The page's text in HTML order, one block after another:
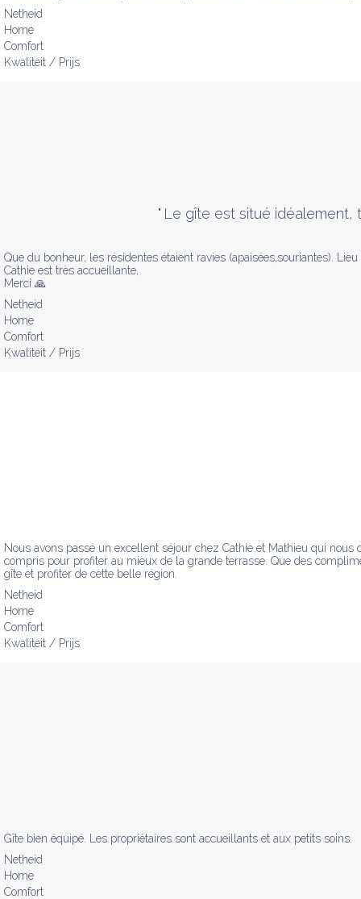
Netheid
Home
Comfort
Kwaliteit / Prijs
" Le gîte est situé idéalement,
Que du bonheur, les résidentes étaient ravies (apaisées,souriantes).
Cathie est très accueillante,
Merci 🙏
Netheid
Home
Comfort
Kwaliteit / Prijs
Nous avons passé un excellent séjour chez Cathie et Mathieu qui
compris pour profiter au mieux de la grande terrasse. Que des
gîte et profiter de cette belle région.
Netheid
Home
Comfort
Kwaliteit / Prijs
Gîte bien équipé. Les propriétaires sont accueillants et aux petits soins.
Netheid
Home
Comfort